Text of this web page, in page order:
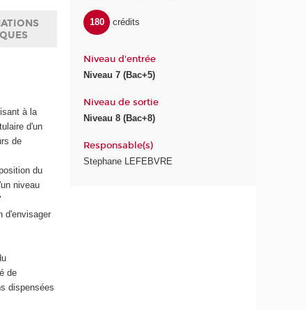
à la
d'un
de
du
niveau
d'envisager
de
dispensées
180 crédits
Niveau d'entrée
Niveau 7 (Bac+5)
Niveau de sortie
Niveau 8 (Bac+8)
Responsable(s)
Stephane LEFEBVRE